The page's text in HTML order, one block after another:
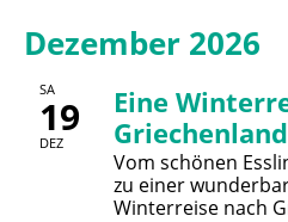
Dezember 2026
SA
19
DEZ
Eine
Griechenland
Vom schönen
zu einer
Winterreise nach